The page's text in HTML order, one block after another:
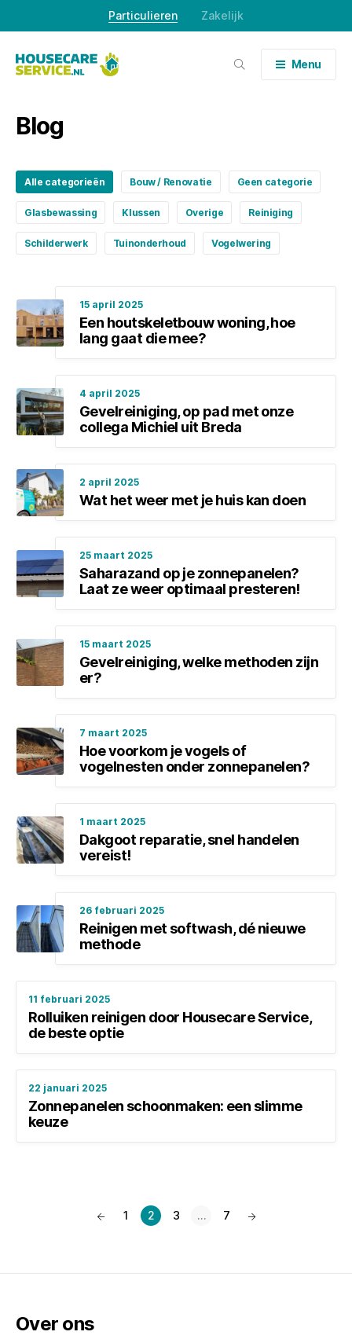
content
Particulieren Zakelijk
Menu
Blog
Alle categorieën Bouw / Renovatie Geen categorie
Glasbewassing Klussen Overige Reiniging
Schilderwerk Tuinonderhoud Vogelwering
15 april 2025
Een houtskeletbouw woning, hoe
lang gaat die mee?
4 april 2025
Gevelreiniging, op pad met onze
collega Michiel uit Breda
2 april 2025
Wat het weer met je huis kan doen
25 maart 2025
Saharazand op je zonnepanelen?
Laat ze weer optimaal presteren!
15 maart 2025
Gevelreiniging, welke methoden zijn
er?
7 maart 2025
Hoe voorkom je vogels of
vogelnesten onder zonnepanelen?
1 maart 2025
Dakgoot reparatie, snel handelen
vereist!
26 februari 2025
Reinigen met softwash, dé nieuwe
methode
11 februari 2025
Rolluiken reinigen door Housecare Service,
de beste optie
22 januari 2025
Zonnepanelen schoonmaken: een slimme
keuze
VorigePagina
1 Pagina
2 Pagina
3 … Pagina
7
Volgende
Over ons